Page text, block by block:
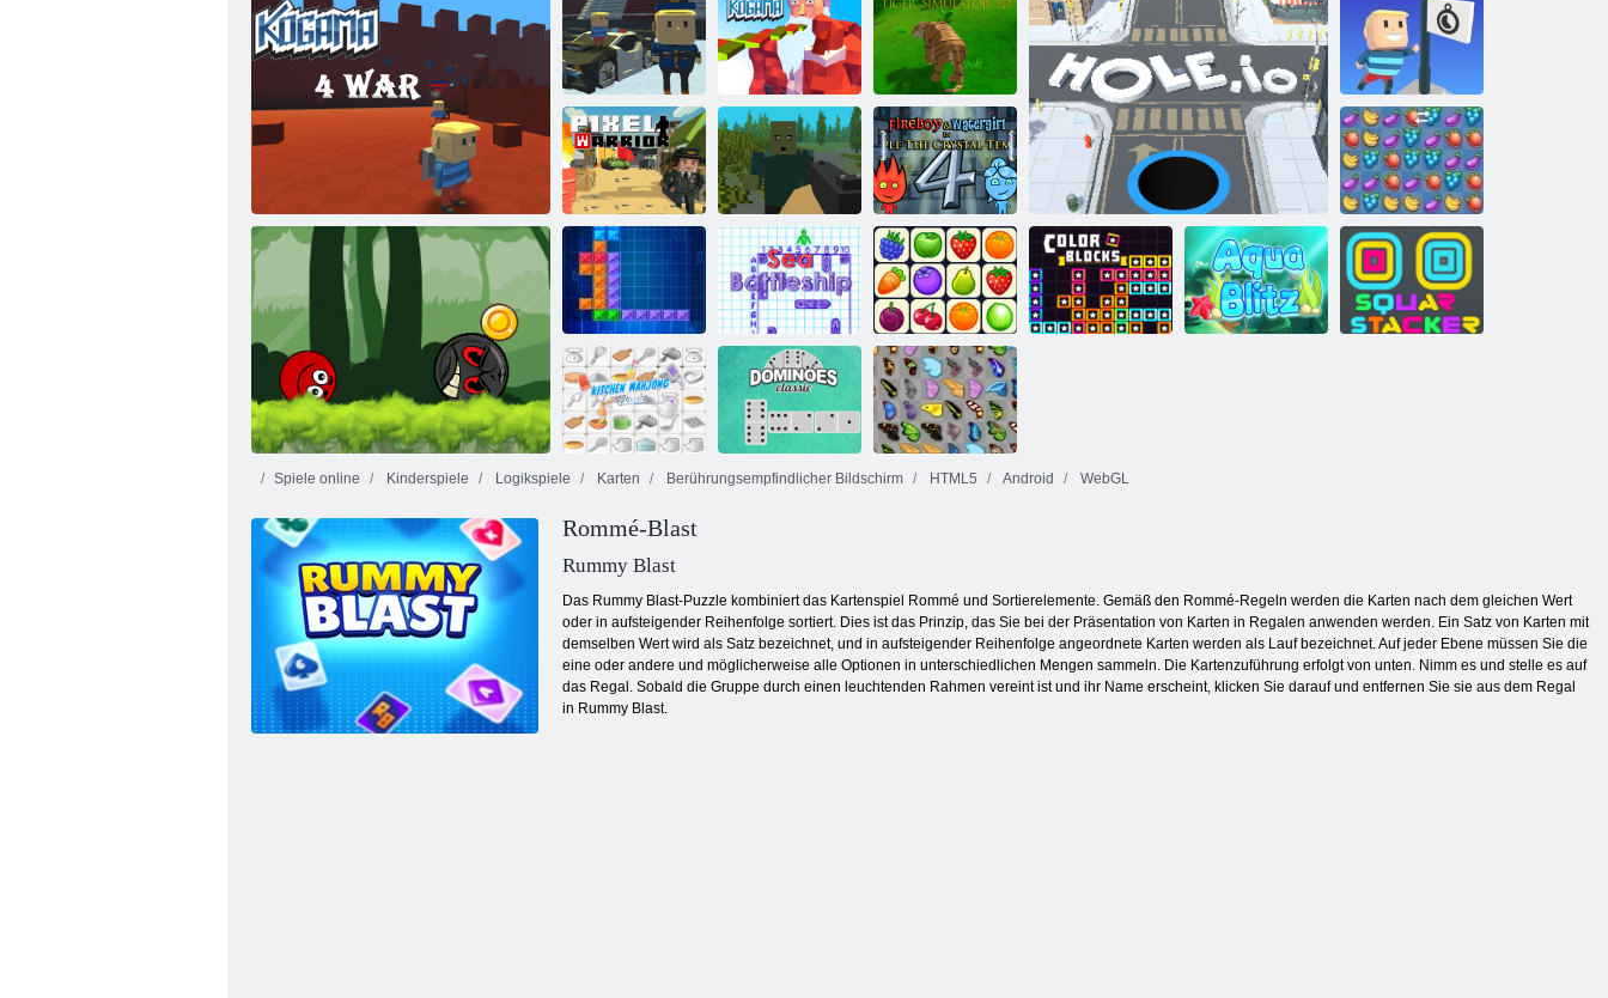
Kogama: 4 Krieg
Kogama
Skispringen!!
Kogama:
Weihnachtsparkour
Tiger Simulator
3d
Kogama: Erreich
die Flagge
Pixel -Krieger Pixelüberleben
Ball Hero Adventure: Roter Schlagball
Feuer und
Wasser 4:
Kristalltempel
Fruita Crush
Ten Trix
Versenken
Onet Connect
Küche Mahjong
Spiele online Kinderspiele Logikspiele Karten Berührungsempfindlicher Bildschirm HTML5 Android WebGL
Rommé-Blast
Rummy Blast
Das Rummy Blast-Puzzle kombiniert das Kartenspiel Rommé und Sortierelemente. Gemäß den Rommé-Regeln werden die Karten nach dem gleichen Wert
oder in aufsteigender Reihenfolge sortiert. Dies ist das Prinzip, das Sie bei der Präsentation von Karten in Regalen anwenden werden. Ein Satz von Karten mit
demselben Wert wird als Satz bezeichnet, und in aufsteigender Reihenfolge angeordnete Karten werden als Lauf bezeichnet. Auf jeder Ebene müssen Sie die
eine oder andere und möglicherweise alle Optionen in unterschiedlichen Mengen sammeln. Die Kartenzuführung erfolgt von unten. Nimm es und stelle es auf
das Regal. Sobald die Gruppe durch einen leuchtenden Rahmen vereint ist und ihr Name erscheint, klicken Sie darauf und entfernen Sie sie aus dem Regal
in Rummy Blast.